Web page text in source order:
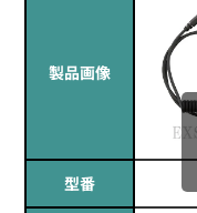
製品画像
型番